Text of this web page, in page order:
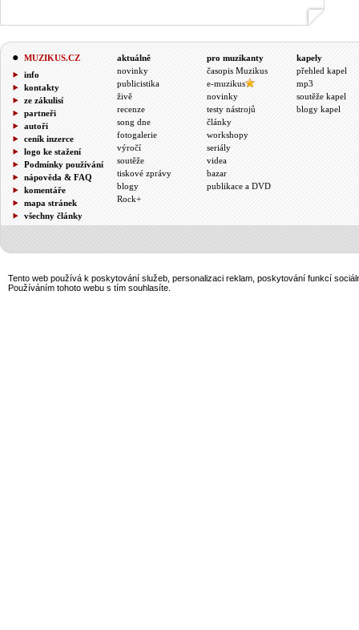
MUZIKUS.CZ
info
kontakty
ze zákulisí
partneři
autoři
ceník inzerce
logo ke stažení
Podmínky používání
nápověda & FAQ
komentáře
mapa stránek
všechny články
aktuálně
novinky
publicistika
živě
recenze
song dne
fotogalerie
výročí
soutěže
tiskové zprávy
blogy
Rock+
pro muzikanty
časopis Muzikus
e-muzikus
novinky
testy nástrojů
články
workshopy
seriály
videa
bazar
publikace a DVD
kapely
přehled kapel
mp3
soutěže kapel
blogy kapel
Tento web používá k poskytování služeb, personalizaci reklam, poskytování funkcí
Používáním tohoto webu s tím souhlasíte.